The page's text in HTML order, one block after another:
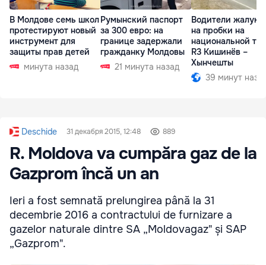
В Молдове семь школ
протестируют новый
инструмент для
защиты прав детей
минута назад
Румынский паспорт
за 300 евро: на
границе задержали
гражданку Молдовы
21 минута назад
Водители
на пробки на
национальной
R3 Кишинёв –
Хынчешты
39 минут
Deschide 31 декабря 2015, 12:48 889
R. Moldova va cumpăra gaz de la
Gazprom încă un an
Ieri a fost semnată prelungirea până la 31
decembrie 2016 a contractului de furnizare a
gazelor naturale dintre SA „Moldovagaz" și SAP
„Gazprom".